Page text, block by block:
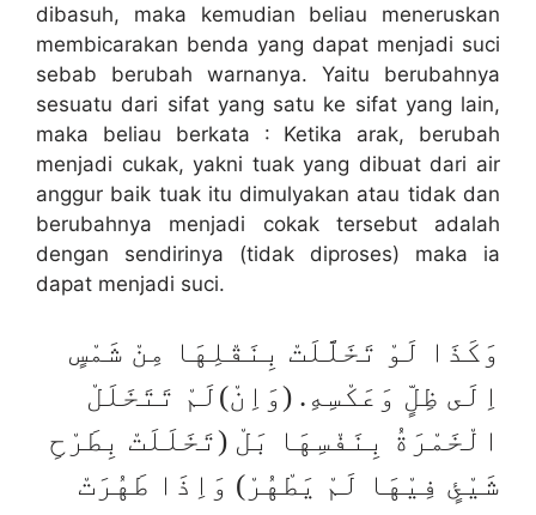
dibasuh, maka kemudian beliau meneruskan
membicarakan benda yang dapat menjadi suci
sebab berubah warnanya. Yaitu berubahnya
sesuatu dari sifat yang satu ke sifat yang lain,
maka beliau berkata : Ketika arak, berubah
menjadi cukak, yakni tuak yang dibuat dari air
anggur baik tuak itu dimulyakan atau tidak dan
berubahnya menjadi cokak tersebut adalah
dengan sendirinya (tidak diproses) maka ia
dapat menjadi suci.
وَكَذَا لَوْ تَخَلَّلَتْ بِنَقْلِهَا مِنْ شَمْسٍ
اِلَى ظِلٍّ وَعَكْسِهِ. (وَاِنْ)لَمْ تَتَخَلَلْ
الْخَمْرَةُ بِنَفْسِهَا بَلْ (تَخَلَلَتْ بِطَرْحِ
شَيْئٍ فِيْهَا لَمْ يَطْهُرْ) وَاِذَا طَهُرَتْ